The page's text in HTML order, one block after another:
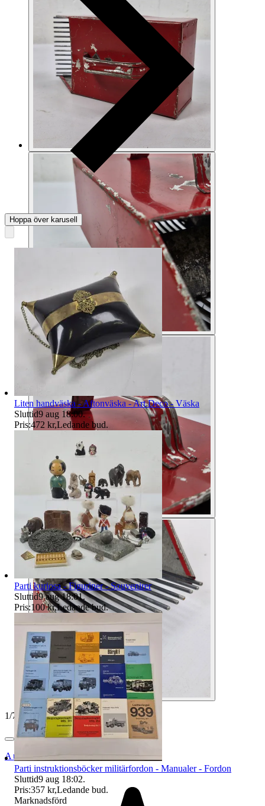
1/7
Auktionsbyra
Hoppa över karusell
Liten handväska - Aftonväska - Art Deco - Väska
Sluttid9 aug 18:00.
Pris:472 kr,Ledande bud.
Parti kuriosa - Figuriner - Souvenirer
Sluttid9 aug 18:01.
Pris:100 kr,Ledande bud.
Parti instruktionsböcker militärfordon - Manualer - Fordon
Sluttid9 aug 18:02.
Pris:357 kr,Ledande bud.
Marknadsförd